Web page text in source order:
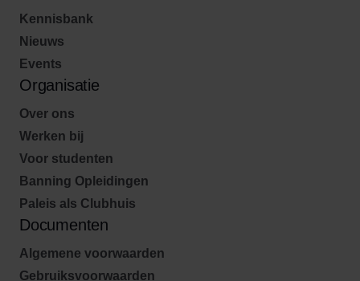
Kennisbank
Nieuws
Events
Organisatie
Over ons
Werken bij
Voor studenten
Banning Opleidingen
Paleis als Clubhuis
Documenten
Algemene voorwaarden
Gebruiksvoorwaarden